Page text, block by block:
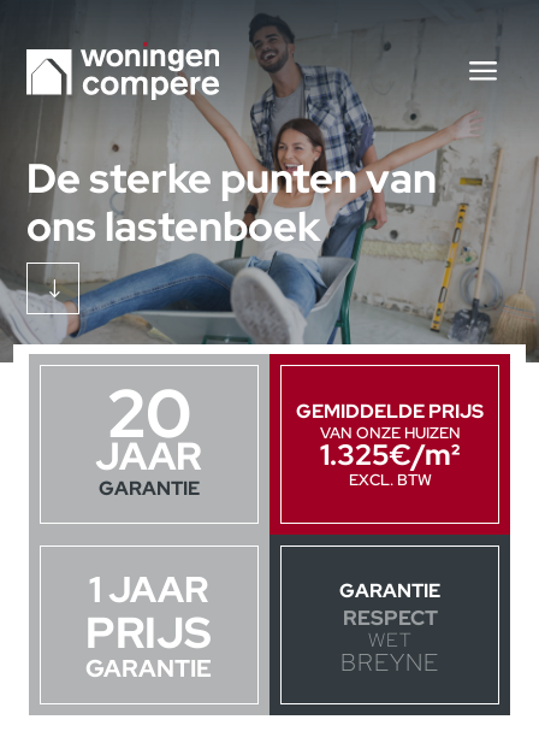
De sterke punten van
ons lastenboek
"
20
JAAR
GARANTIE
GEMIDDELDE PRIJS
VAN ONZE HUIZEN
1.325€/m²
EXCL. BTW
1 JAAR
PRIJS
GARANTIE
GARANTIE
RESPECT
WET
BREYNE